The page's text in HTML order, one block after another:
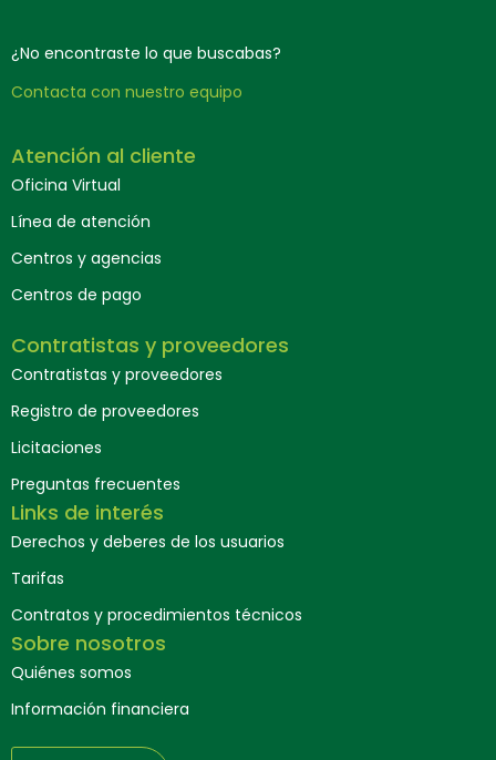
¿No encontraste lo que buscabas?
Contacta con nuestro equipo
Atención al cliente
Oficina Virtual
Línea de atención
Centros y agencias
Centros de pago
Contratistas y proveedores
Contratistas y proveedores
Registro de proveedores
Licitaciones
Preguntas frecuentes
Links de interés
Derechos y deberes de los usuarios
Tarifas
Contratos y procedimientos técnicos
Sobre nosotros
Quiénes somos
Información financiera